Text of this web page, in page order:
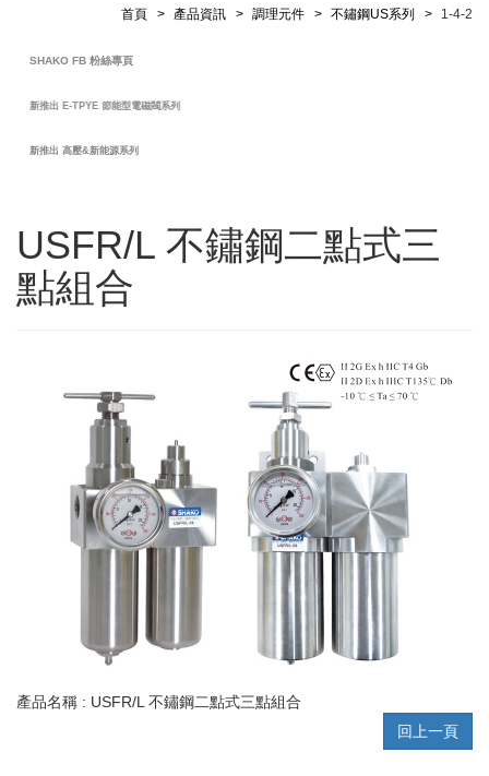
首頁 產品資訊 調理元件 不鏽鋼US系列 1-4-2
SHAKO FB 粉絲專頁
新推出 E-TPYE 節能型電磁閥系列
新推出 高壓&新能源系列
USFR/L 不鏽鋼二點式三
點組合
產品名稱 : USFR/L 不鏽鋼二點式三點組合
回上一頁